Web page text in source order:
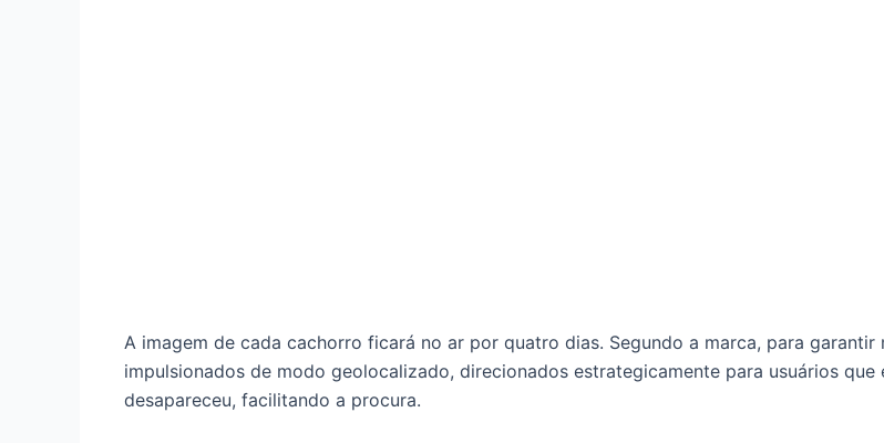
A imagem de cada cachorro ficará no ar por quatro dias. Segundo a marca, para
impulsionados de modo geolocalizado, direcionados estrategicamente para usuários
desapareceu, facilitando a procura.